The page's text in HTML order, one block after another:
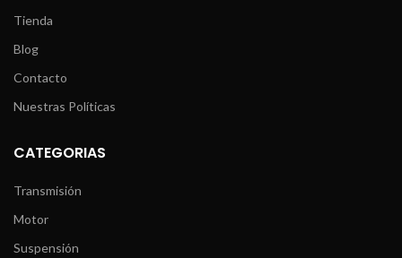
Tienda
Blog
Contacto
Nuestras Políticas
CATEGORIAS
Transmisión
Motor
Suspensión